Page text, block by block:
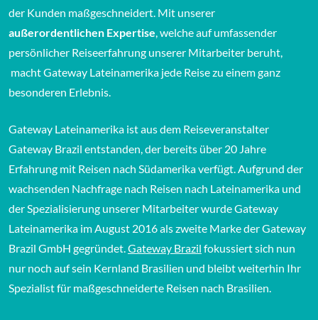
der Kunden maßgeschneidert. Mit unserer
außerordentlichen Expertise , welche auf umfassender
persönlicher Reiseerfahrung unserer Mitarbeiter beruht,
macht Gateway Lateinamerika jede Reise zu einem ganz
besonderen Erlebnis.
Gateway Lateinamerika ist aus dem Reiseveranstalter
Gateway Brazil entstanden, der bereits über 20 Jahre
Erfahrung mit Reisen nach Südamerika verfügt. Aufgrund der
wachsenden Nachfrage nach Reisen nach Lateinamerika und
der Spezialisierung unserer Mitarbeiter wurde Gateway
Lateinamerika im August 2016 als zweite Marke der Gateway
Brazil GmbH gegründet. Gateway Brazil (Link öffnet einen
fokussiert sich nun
nur noch auf sein Kernland Brasilien und bleibt weiterhin Ihr
Spezialist für maßgeschneiderte Reisen nach Brasilien.